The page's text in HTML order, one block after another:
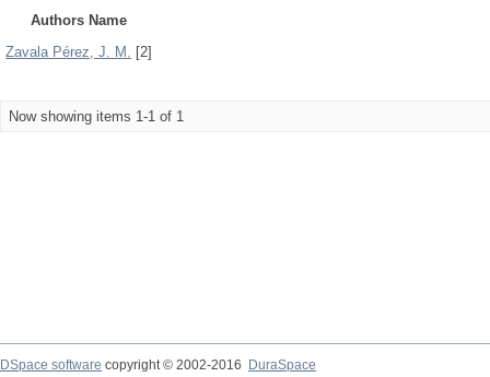
Authors Name
Zavala Pérez, J. M. [2]
Now showing items 1-1 of 1
DSpace software copyright © 2002-2016
DuraSpace